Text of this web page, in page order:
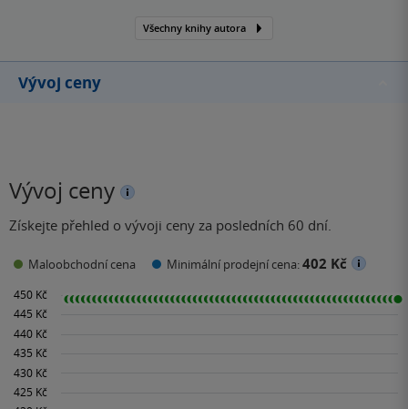
Všechny knihy autora
Vývoj ceny
Vývoj ceny
Získejte přehled o vývoji ceny za posledních 60 dní.
Maloobchodní cena Minimální prodejní cena:402 Kč